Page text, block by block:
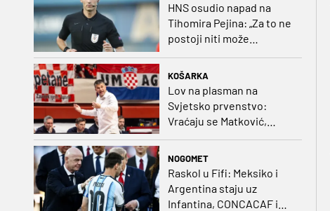
HNS osudio napad na
Tihomira Pejina: „Za to ne
postoji niti može
KOŠARKA
Lov na plasman na
Svjetsko prvenstvo:
Vraćaju se Matković,
Nakić i Drežnjak
NOGOMET
Raskol u Fifi: Meksiko i
Argentina staju uz
Infantina, CONCACAF i